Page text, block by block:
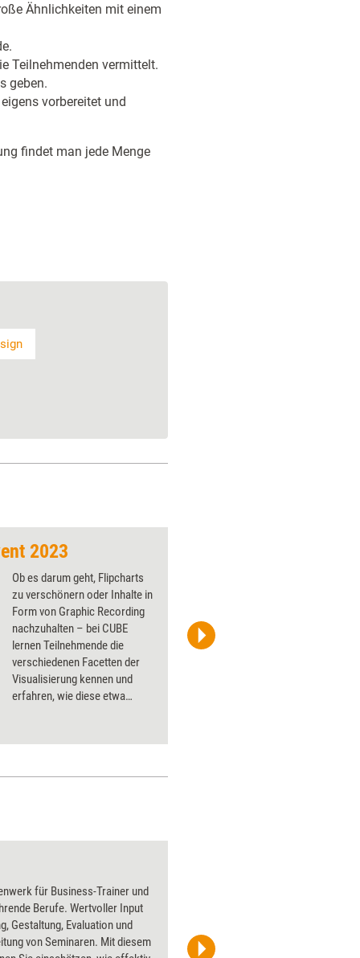
Ähnlichkeiten mit einem
Teilnehmenden vermittelt.
geben.
vorbereitet und
findet man jede Menge
2023
Ob es darum geht, Flipcharts
zu verschönern oder Inhalte in
Form von Graphic Recording
nachzuhalten – bei CUBE
lernen Teilnehmende die
verschiedenen Facetten der
Visualisierung kennen und
erfahren, wie diese etwa
2023 geht das Event aus dem
nächste Runde.
Katharina Langfeldt/managerSeminare
für Business-Trainer und
Berufe. Wertvoller Input
Gestaltung, Evaluation und
von Seminaren. Mit diesem